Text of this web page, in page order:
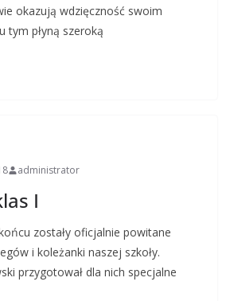
okazują wdzięczność swoim
tym płyną szeroką
administrator
I
zostały oficjalnie powitane
i koleżanki naszej szkoły.
przygotował dla nich specjalne